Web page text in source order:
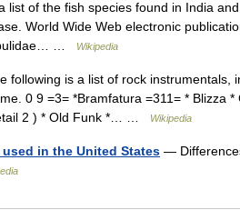
list of the fish species found in India
World Wide Web electronic
…
Wikipedia
following is a list of rock instrumentals,
0 9 =3= *Bramfatura =311= * Blizza
2 ) * Old Funk *… …
Wikipedia
in the United States —